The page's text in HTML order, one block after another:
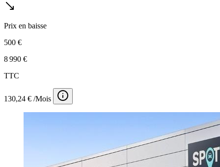
Prix en baisse
500 €
8 990 €
TTC
130,24 € /Mois